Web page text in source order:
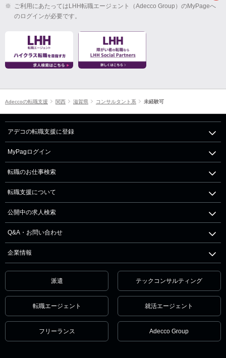
※ ご利用にあたってはLHH転職エージェント（Adecco Group）のMyPageへ
のログインが必要です。
Adeccoの転職支援 関西 滋賀県 コンサルタント系 未経験可
アデコの転職支援に登録
MyPagログイン
転職のお仕事検索
転職支援について
公開中の求人検索
Q&A・お問い合わせ
企業情報
派遣 テックコンサルティング
転職エージェント 就活エージェント
フリーランス Adecco Group